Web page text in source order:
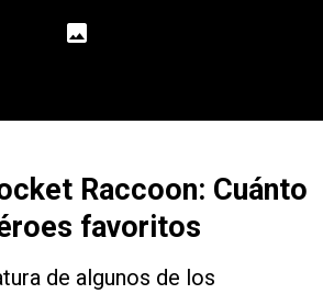
Raccoon: Cuánto
favoritos
de algunos de los